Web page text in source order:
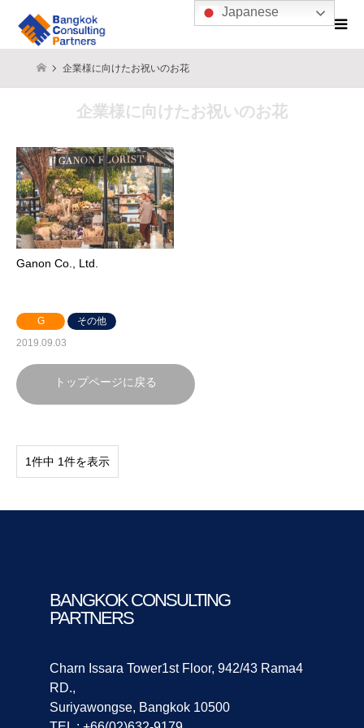
企業様に向けたお祝いのお花
企業様に向けたお祝いのお花
Ganon Co., Ltd.
G
その他
2019.09.03
トップページに戻る
1件中 1件を表示
BANGKOK CONSULTING
PARTNERS
Charn Issara Tower1st Floor, 942/43 Rama4
RD.,
Suriyawongse, Bangkok 10500
Japanese